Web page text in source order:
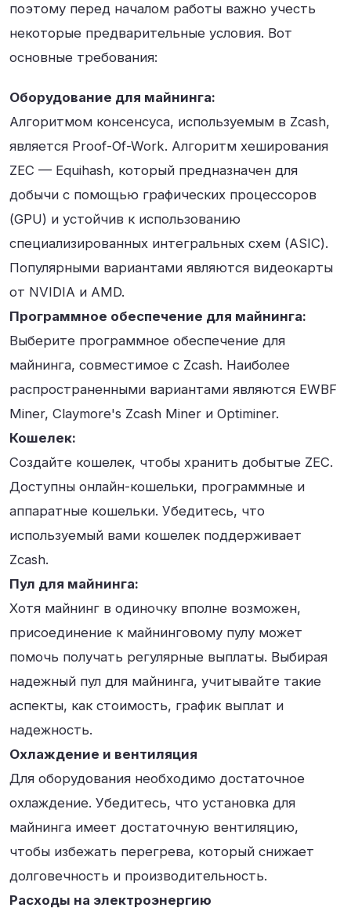
поэтому перед началом работы важно учесть
некоторые предварительные условия. Вот
основные требования:
Оборудование для майнинга:
Алгоритмом консенсуса, используемым в Zcash,
является Proof-Of-Work. Алгоритм хеширования
ZEC — Equihash, который предназначен для
добычи с помощью графических процессоров
(GPU) и устойчив к использованию
специализированных интегральных схем (ASIC).
Популярными вариантами являются видеокарты
от NVIDIA и AMD.
Программное обеспечение для майнинга:
Выберите программное обеспечение для
майнинга, совместимое с Zcash. Наиболее
распространенными вариантами являются EWBF
Miner, Claymore's Zcash Miner и Optiminer.
Кошелек:
Создайте кошелек, чтобы хранить добытые ZEC.
Доступны онлайн-кошельки, программные и
аппаратные кошельки. Убедитесь, что
используемый вами кошелек поддерживает
Zcash.
Пул для майнинга:
Хотя майнинг в одиночку вполне возможен,
присоединение к майнинговому пулу может
помочь получать регулярные выплаты. Выбирая
надежный пул для майнинга, учитывайте такие
аспекты, как стоимость, график выплат и
надежность.
Охлаждение и вентиляция
Для оборудования необходимо достаточное
охлаждение. Убедитесь, что установка для
майнинга имеет достаточную вентиляцию,
чтобы избежать перегрева, который снижает
долговечность и производительность.
Расходы на электроэнергию